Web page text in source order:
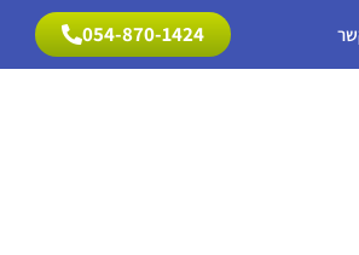
054-870-1424
054-870-1424